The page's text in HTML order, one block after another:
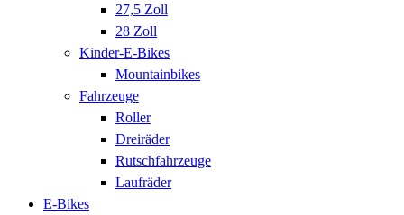
27,5 Zoll
28 Zoll
Kinder-E-Bikes
Mountainbikes
Fahrzeuge
Roller
Dreiräder
Rutschfahrzeuge
Laufräder
E-Bikes